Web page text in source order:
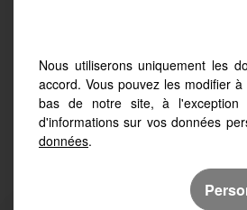
Afin de vous offrir un
votre smartphone,
d'écrans
Nous utiliserons uniquement les
accord. Vous pouvez les modifier
bas de notre site, à l'exception
d'informations sur vos données
données.